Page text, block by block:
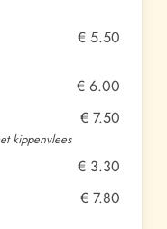
€ 5.50
€ 6.00
€ 7.50
kippenvlees
€ 3.30
€ 7.80